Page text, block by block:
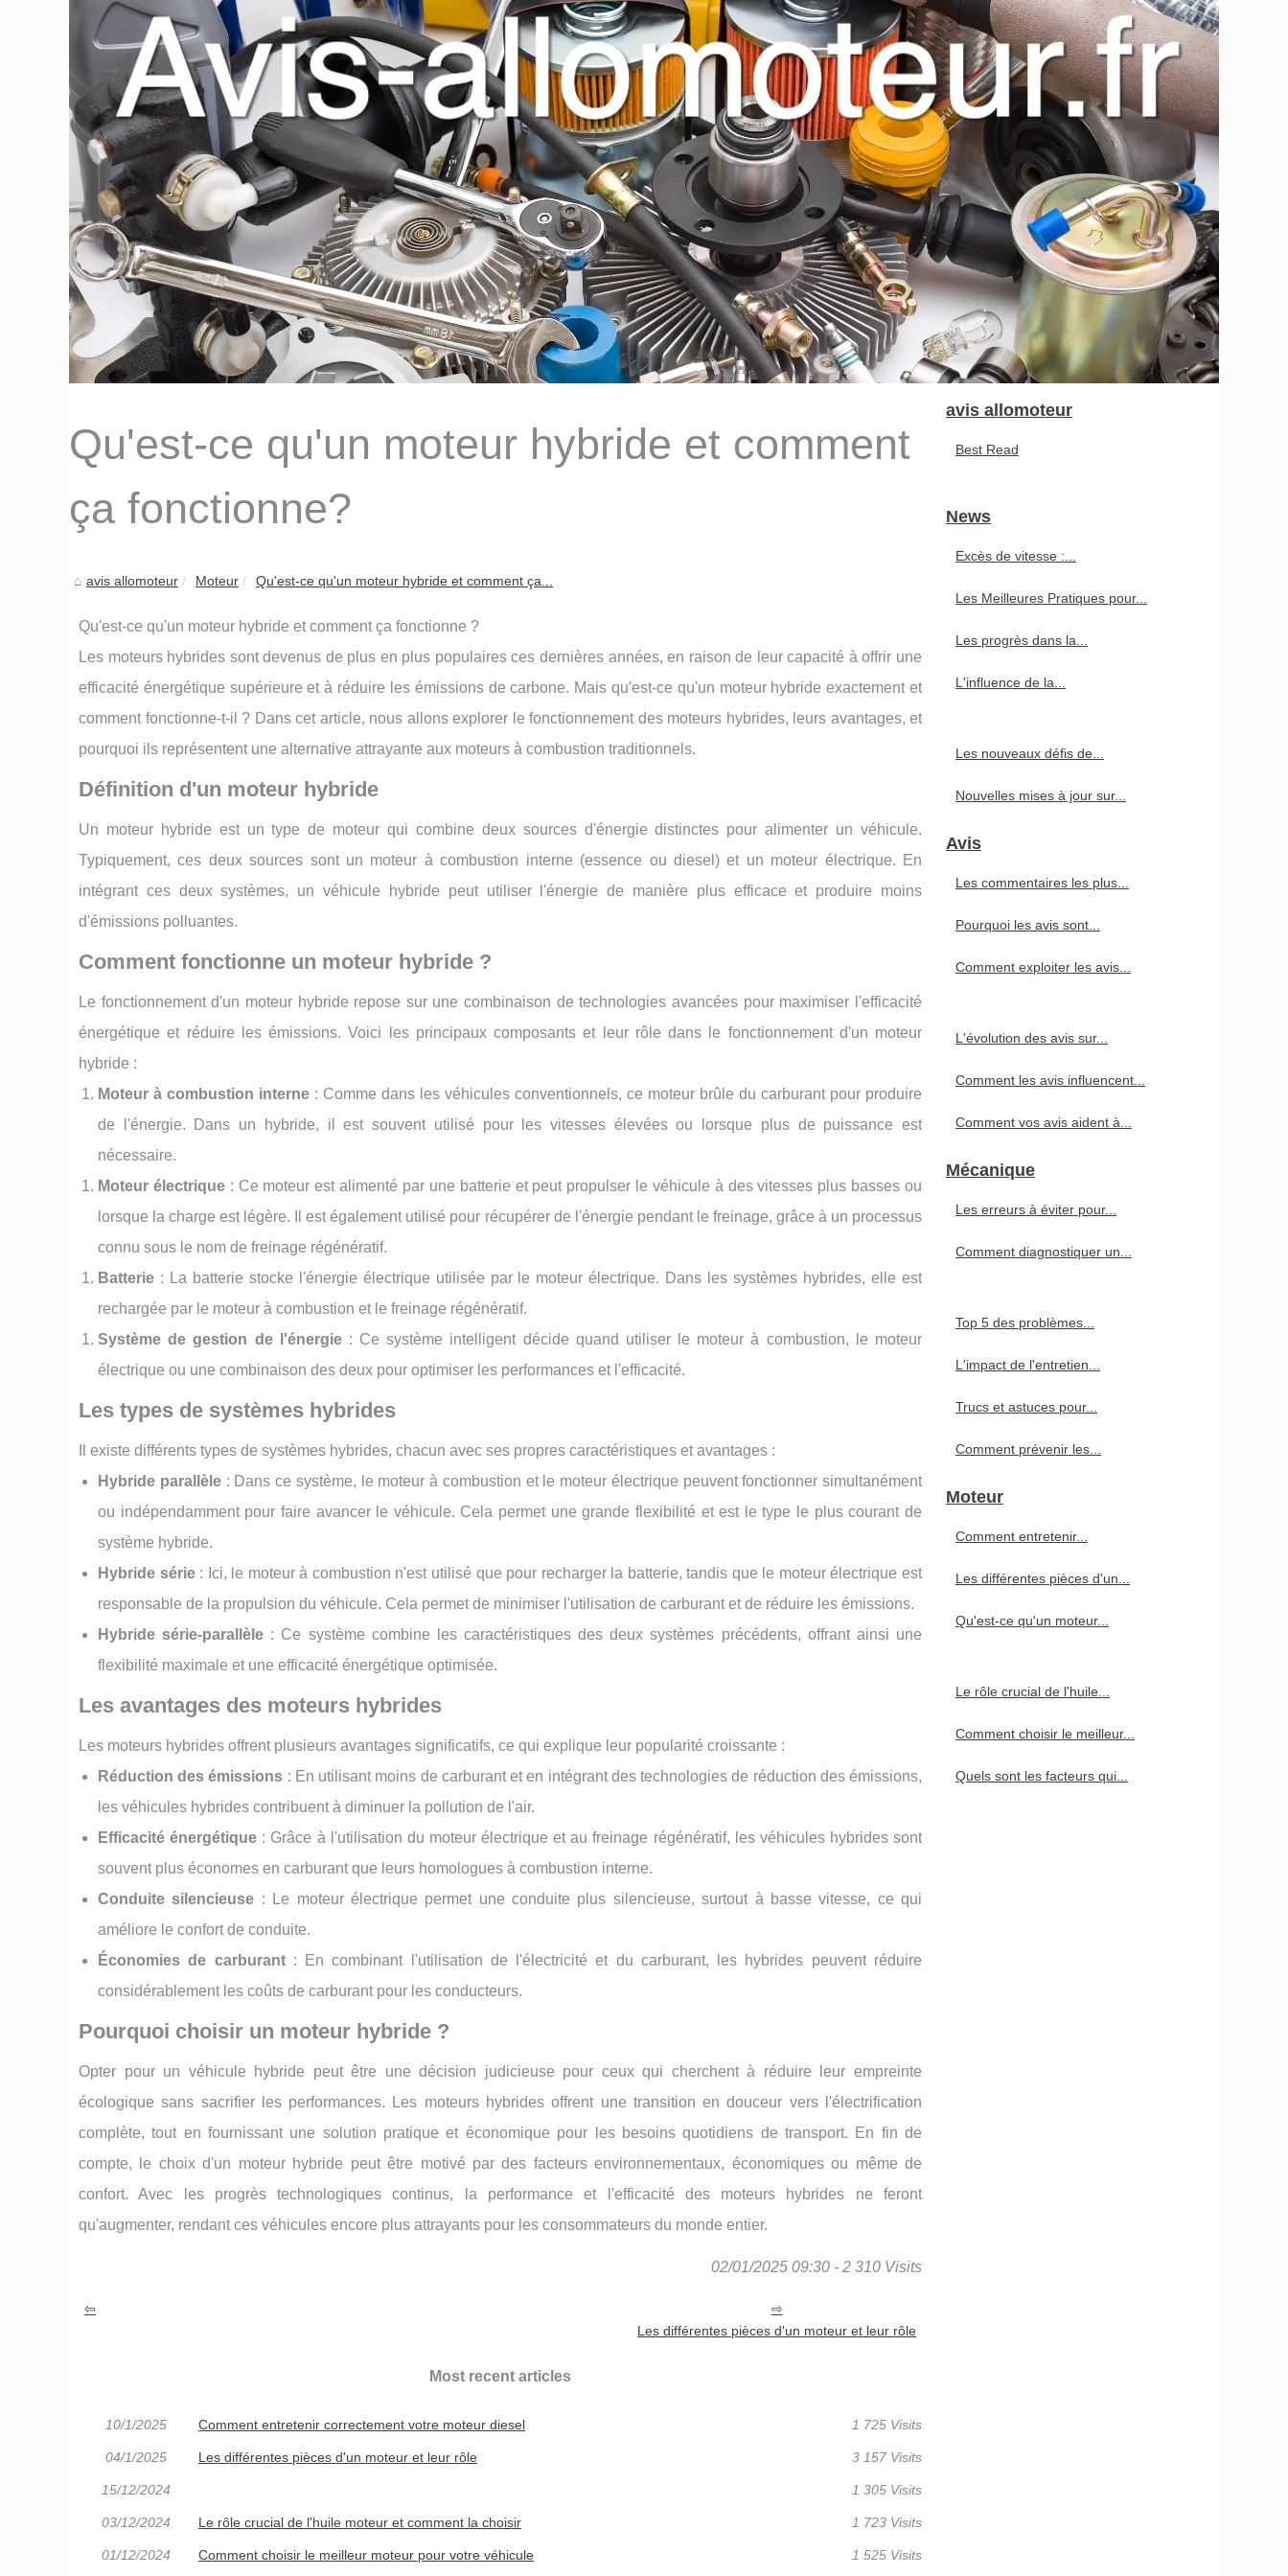
Qu'est-ce qu'un moteur hybride et comment
ça fonctionne?
avis allomoteur Moteur Qu'est-ce qu'un moteur hybride et comment ça...
Qu'est-ce qu'un moteur hybride et comment ça fonctionne ?
Les moteurs hybrides sont devenus de plus en plus populaires ces dernières années, en raison de leur capacité à offrir une
efficacité énergétique supérieure et à réduire les émissions de carbone. Mais qu'est-ce qu'un moteur hybride exactement et
comment fonctionne-t-il ? Dans cet article, nous allons explorer le fonctionnement des moteurs hybrides, leurs avantages, et
pourquoi ils représentent une alternative attrayante aux moteurs à combustion traditionnels.
Définition d'un moteur hybride
Un moteur hybride est un type de moteur qui combine deux sources d'énergie distinctes pour alimenter un véhicule.
Typiquement, ces deux sources sont un moteur à combustion interne (essence ou diesel) et un moteur électrique. En
intégrant ces deux systèmes, un véhicule hybride peut utiliser l'énergie de manière plus efficace et produire moins
d'émissions polluantes.
Comment fonctionne un moteur hybride ?
Le fonctionnement d'un moteur hybride repose sur une combinaison de technologies avancées pour maximiser l'efficacité
énergétique et réduire les émissions. Voici les principaux composants et leur rôle dans le fonctionnement d'un moteur
hybride :
Moteur à combustion interne : Comme dans les véhicules conventionnels, ce moteur brûle du carburant pour produire
de l'énergie. Dans un hybride, il est souvent utilisé pour les vitesses élevées ou lorsque plus de puissance est
nécessaire.
Moteur électrique: Ce moteur est alimenté par une batterie et peut propulser le véhicule à des vitesses plus basses ou
lorsque la charge est légère. Il est également utilisé pour récupérer de l'énergie pendant le freinage, grâce à un processus
connu sous le nom de freinage régénératif.
Batterie : La batterie stocke l'énergie électrique utilisée par le moteur électrique. Dans les systèmes hybrides, elle est
rechargée par le moteur à combustion et le freinage régénératif.
Système de gestion de l'énergie: Ce système intelligent décide quand utiliser le moteur à combustion, le moteur
électrique ou une combinaison des deux pour optimiser les performances et l'efficacité.
Les types de systèmes hybrides
Il existe différents types de systèmes hybrides, chacun avec ses propres caractéristiques et avantages :
Hybride parallèle: Dans ce système, le moteur à combustion et le moteur électrique peuvent fonctionner simultanément
ou indépendamment pour faire avancer le véhicule. Cela permet une grande flexibilité et est le type le plus courant de
système hybride.
Hybride série: Ici, le moteur à combustion n'est utilisé que pour recharger la batterie, tandis que le moteur électrique est
responsable de la propulsion du véhicule. Cela permet de minimiser l'utilisation de carburant et de réduire les émissions.
Hybride série-parallèle : Ce système combine les caractéristiques des deux systèmes précédents, offrant ainsi une
flexibilité maximale et une efficacité énergétique optimisée.
Les avantages des moteurs hybrides
Les moteurs hybrides offrent plusieurs avantages significatifs, ce qui explique leur popularité croissante :
Réduction des émissions : En utilisant moins de carburant et en intégrant des technologies de réduction des émissions,
les véhicules hybrides contribuent à diminuer la pollution de l'air.
Efficacité énergétique : Grâce à l'utilisation du moteur électrique et au freinage régénératif, les véhicules hybrides sont
souvent plus économes en carburant que leurs homologues à combustion interne.
Conduite silencieuse : Le moteur électrique permet une conduite plus silencieuse, surtout à basse vitesse, ce qui
améliore le confort de conduite.
Économies de carburant: En combinant l'utilisation de l'électricité et du carburant, les hybrides peuvent réduire
considérablement les coûts de carburant pour les conducteurs.
Pourquoi choisir un moteur hybride ?
Opter pour un véhicule hybride peut être une décision judicieuse pour ceux qui cherchent à réduire leur empreinte
écologique sans sacrifier les performances. Les moteurs hybrides offrent une transition en douceur vers l'électrification
complète, tout en fournissant une solution pratique et économique pour les besoins quotidiens de transport. En fin de
compte, le choix d'un moteur hybride peut être motivé par des facteurs environnementaux, économiques ou même de
confort. Avec les progrès technologiques continus, la performance et l'efficacité des moteurs hybrides ne feront
qu'augmenter, rendant ces véhicules encore plus attrayants pour les consommateurs du monde entier.
02/01/2025 09:30 - 2 310 Visits
Les différentes pièces d'un moteur et leur rôle
Most recent articles
10/1/2025 Comment entretenir correctement votre moteur diesel 1 725 Visits
04/1/2025 Les différentes pièces d'un moteur et leur rôle 3 157 Visits
15/12/2024 1 305 Visits
03/12/2024 Le rôle crucial de l'huile moteur et comment la choisir 1 723 Visits
01/12/2024 Comment choisir le meilleur moteur pour votre véhicule 1 525 Visits
avis allomoteur
Best Read
News
Excès de vitesse :...
Les Meilleures Pratiques pour...
Les progrès dans la...
L'influence de la...
Les nouveaux défis de...
Nouvelles mises à jour sur...
Avis
Les commentaires les plus...
Pourquoi les avis sont...
Comment exploiter les avis...
L'évolution des avis sur...
Comment les avis influencent...
Comment vos avis aident à...
Mécanique
Les erreurs à éviter pour...
Comment diagnostiquer un...
Top 5 des problèmes...
L'impact de l'entretien...
Trucs et astuces pour...
Comment prévenir les...
Moteur
Comment entretenir...
Les différentes pièces d'un...
Qu'est-ce qu'un moteur...
Le rôle crucial de l'huile...
Comment choisir le meilleur...
Quels sont les facteurs qui...